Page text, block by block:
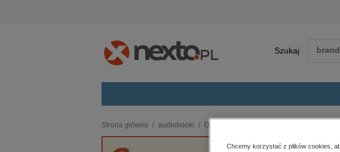
Szukaj
budownictwo, aranżacja wnętrz
polityka,
Strona główna audiobooki Duchowość i religia
Chcemy korzystać z plików cookies,